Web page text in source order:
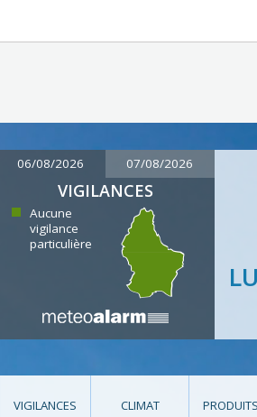
06/08/2026 07/08/2026
VIGILANCES
Aucune
vigilance
particulière
VIGILANCES CLIMAT